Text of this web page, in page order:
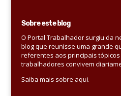
Sobre este blog
O Portal Trabalhador surgiu da
blog que reunisse uma grande
referentes aos principais
trabalhadores convivem
Saiba mais sobre aqui.